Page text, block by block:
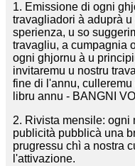
1. Emissione di ogni
travagliadori à aduprà
sperienza, u so
travagliu, a cumpagnia
ogni ghjornu à u
invitaremu u nostru
fine di l'annu,
libru annu - BANGNI
2. Rivista mensile: ogni
publicità pubblicà una
prugressu chì a nostra
l'attivazione.